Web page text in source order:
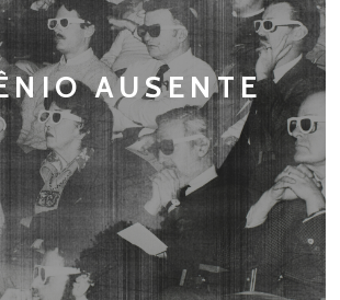
AUSENTE